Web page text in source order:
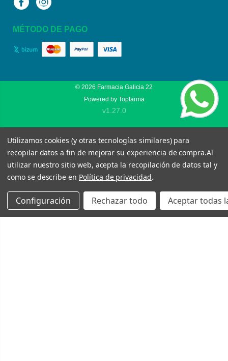
FacebookInstagram
MÉTODO DE PAGO
© 2026 Farmacia Galicia 22
Powered by Topfarma
v1.27.0
Utilizamos cookies (y otras tecnologías similares) para
recopilar datos a fin de mejorar su experiencia de compra.Al
utilizar nuestro sitio web, acepta la recopilación de datos tal y
como se describe en Política de privacidad.
Configuración Rechazar todo Aceptar todas